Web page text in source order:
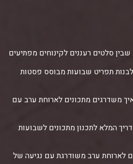
סלטים רעננים לקינוחים מפתיעים
לבנות תפריט שבועות מבוסס פסטות
משדרגים מתכונים לארוחת ערב עם
המלא לתכנון מתכונים לשבועות
לארוחת ערב משודרגת עם נגיעה של